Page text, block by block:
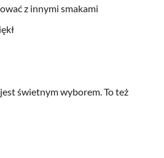
z innymi smakami
świetnym wyborem. To też